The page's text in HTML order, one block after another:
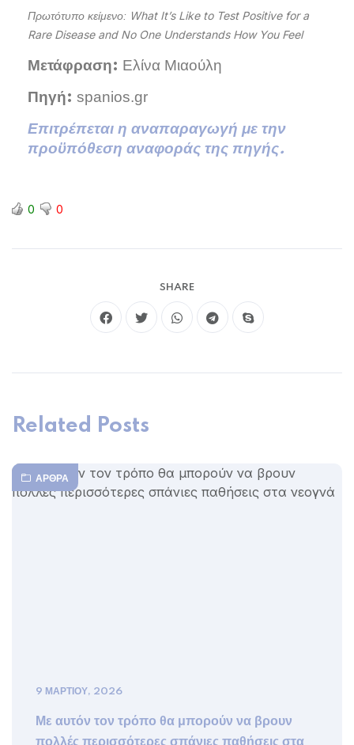
Πρωτότυπο κείμενο: What It’s Like to Test Positive for a
Rare Disease and No One Understands How You Feel
Μετάφραση: Ελίνα Μιαούλη
Πηγή: spanios.gr
Επιτρέπεται η αναπαραγωγή με την
προϋπόθεση αναφοράς της πηγής.
0 0
SHARE
Related Posts
ΆΡΘΡΑ
9 ΜΑΡΤΊΟΥ, 2026
Με αυτόν τον τρόπο θα μπορούν να βρουν
πολλές περισσότερες σπάνιες παθήσεις στα